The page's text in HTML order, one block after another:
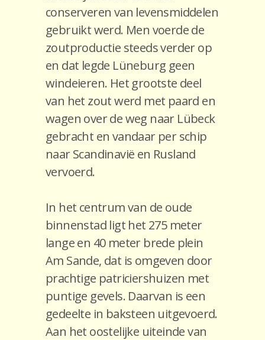
conserveren van levensmiddelen
gebruikt werd. Men voerde de
zoutproductie steeds verder op
en dat legde Lüneburg geen
windeieren. Het grootste deel
van het zout werd met paard en
wagen over de weg naar Lübeck
gebracht en vandaar per schip
naar Scandinavië en Rusland
vervoerd.
In het centrum van de oude
binnenstad ligt het 275 meter
lange en 40 meter brede plein
Am Sande, dat is omgeven door
prachtige patriciershuizen met
puntige gevels. Daarvan is een
gedeelte in baksteen uitgevoerd.
Aan het oostelijke uiteinde van